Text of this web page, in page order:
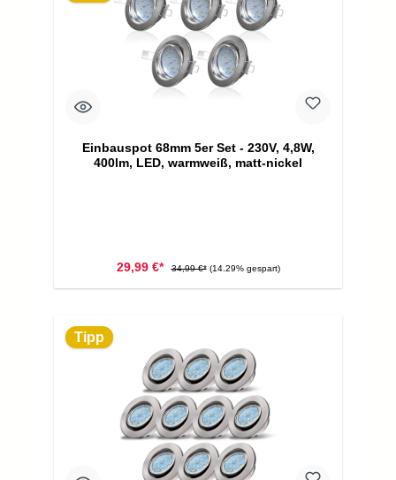
Einbauspot 68mm 5er Set - 230V, 4,8W,
400lm, LED, warmweiß, matt-nickel
29,99 €* 34,99 €* (14.29% gespart)
Tipp